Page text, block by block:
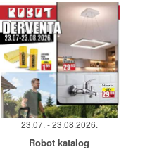
23.07. - 23.08.2026.
Robot katalog